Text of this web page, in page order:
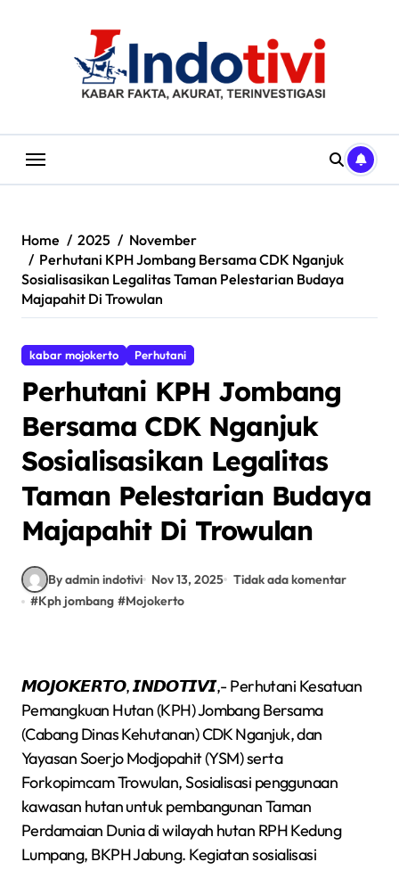
Home 2025
November
Perhutani KPH Jombang Bersama CDK Nganjuk
Sosialisasikan Legalitas Taman Pelestarian Budaya
Majapahit Di Trowulan
kabar mojokerto Perhutani
Perhutani KPH Jombang
Bersama CDK Nganjuk
Sosialisasikan Legalitas
Taman Pelestarian Budaya
Majapahit Di Trowulan
By admin indotivi Nov 13, 2025 Tidak ada komentar
#Kph jombang #Mojokerto
𝙈𝙊𝙅𝙊𝙆𝙀𝙍𝙏𝙊, 𝙄𝙉𝘿𝙊𝙏𝙄𝙑𝙄,- Perhutani Kesatuan
Pemangkuan Hutan (KPH) Jombang Bersama
(Cabang Dinas Kehutanan) CDK Nganjuk, dan
Yayasan Soerjo Modjopahit (YSM) serta
Forkopimcam Trowulan, Sosialisasi penggunaan
kawasan hutan untuk pembangunan Taman
Perdamaian Dunia di wilayah hutan RPH Kedung
Lumpang, BKPH Jabung. Kegiatan sosialisasi